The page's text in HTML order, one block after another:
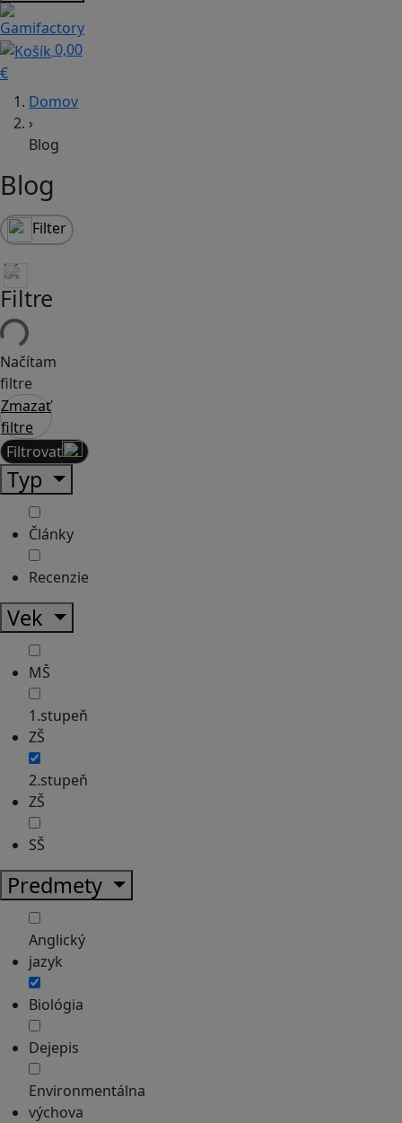
0,00
€
Domov
›
Blog
Blog
Filter
Filtre
Načítam
filtre
Zmazať
filtre
Filtrovať
Typ
Články
Recenzie
Vek
MŠ
1.stupeň
ZŠ
2.stupeň
ZŠ
SŠ
Predmety
Anglický
jazyk
Biológia
Dejepis
Environmentálna
výchova